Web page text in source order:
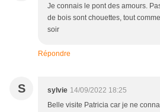
Je connais le pont des amours.
de bois sont chouettes, tout
soir
Répondre
S sylvie 14/09/2022 18:25
Belle visite Patricia car je ne